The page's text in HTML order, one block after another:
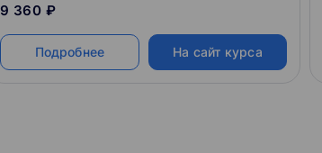
9 360 ₽
Подробнее На сайт курса